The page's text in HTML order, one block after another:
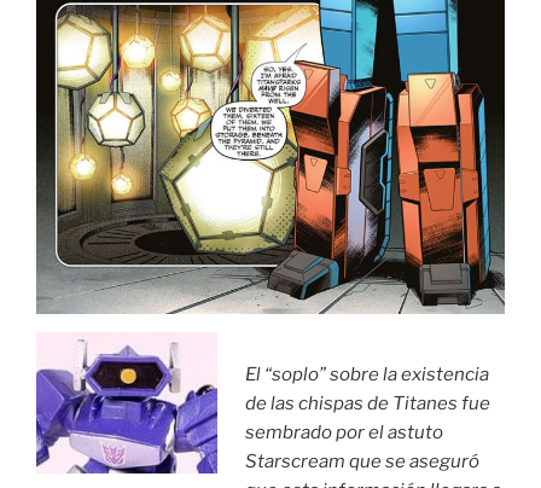
El “soplo” sobre la existencia
de las chispas de Titanes fue
sembrado por el astuto
Starscream que se aseguró